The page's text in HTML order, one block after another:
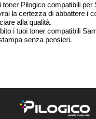
toner Pilogico compatibili per
la certezza di abbattere i
alla qualità.
i tuoi toner compatibili
senza pensieri.